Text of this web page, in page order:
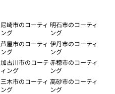
尼崎市のコーティ
ング
明石市のコーティ
ング
芦屋市のコーティ
ング
伊丹市のコーティ
ング
加古川市のコーテ
ィング
赤穂市のコーティ
ング
三木市のコーティ
ング
高砂市のコーティ
ング